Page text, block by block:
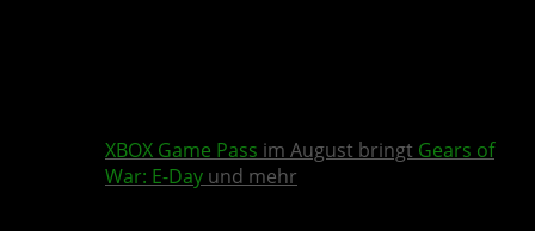
XBOX Game Pass im August bringt Gears of
War: E-Day und mehr